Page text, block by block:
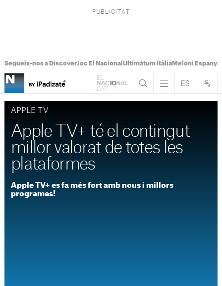
Segueix-nos a DiscoverJoc El Nacional Ultimàtum ItàliaMeloni Espanya
APPLE TV
Apple TV+ té el contingut
millor valorat de totes les
plataformes
Apple TV+ es fa més fort amb nous i millors
programes!